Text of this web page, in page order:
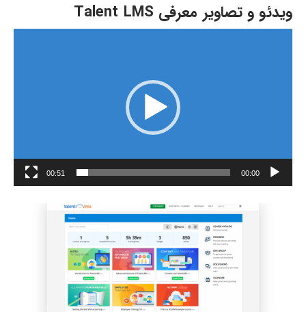
ویدئو و تصاویر معرفی Talent LMS
00:00
00:51